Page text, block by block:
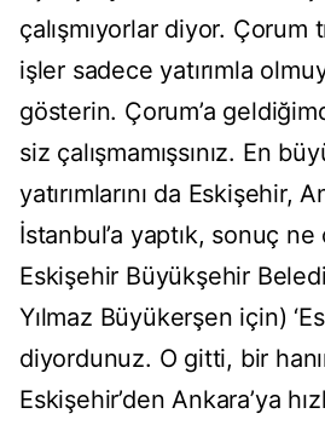
çalışmıyorlar diyor. Çorum
işler sadece yatırımla
gösterin. Çorum’a
siz çalışmamışsınız. En
yatırımlarını da Eskişehir,
İstanbul’a yaptık, sonuç ne
Eskişehir Büyükşehir
Yılmaz Büyükerşen için)
diyordunuz. O gitti, bir
Eskişehir’den Ankara’ya